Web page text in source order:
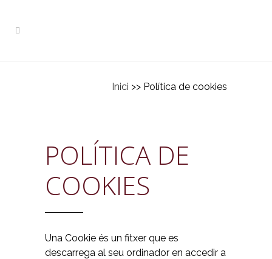
Inici >> Política de cookies
POLÍTICA DE
COOKIES
Una Cookie és un fitxer que es
descarrega al seu ordinador en accedir a